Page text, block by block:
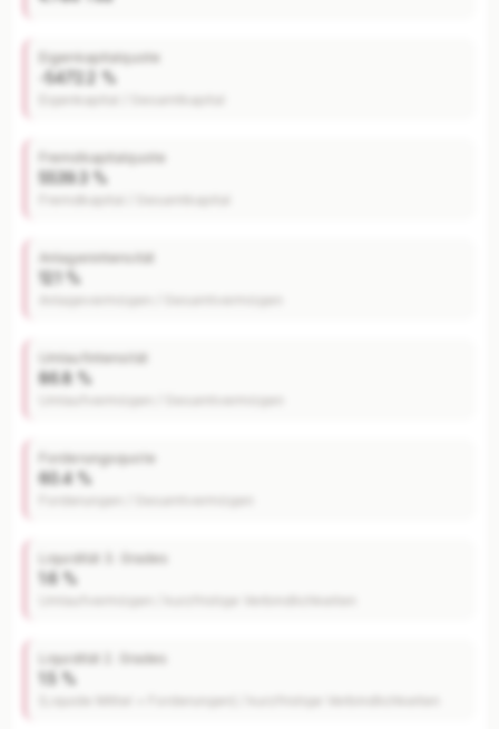
Eigenkapitalquote
-5472.2 %
Fremdkapitalquote
5539.3 %
Anlagenintensität
12.1 %
Umlaufintensität
86.8 %
Forderungsquote
60.4 %
Liquidität 3. Grades
1.6 %
Liquidität 2. Grades
1.5 %